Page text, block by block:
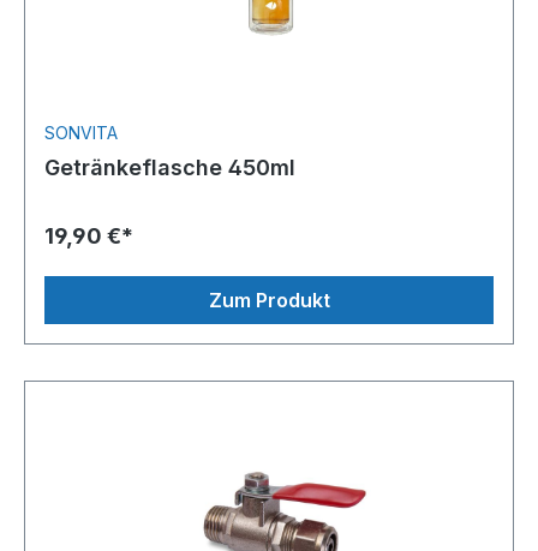
SONVITA
Getränkeflasche 450ml
19,90 €*
Zum Produkt